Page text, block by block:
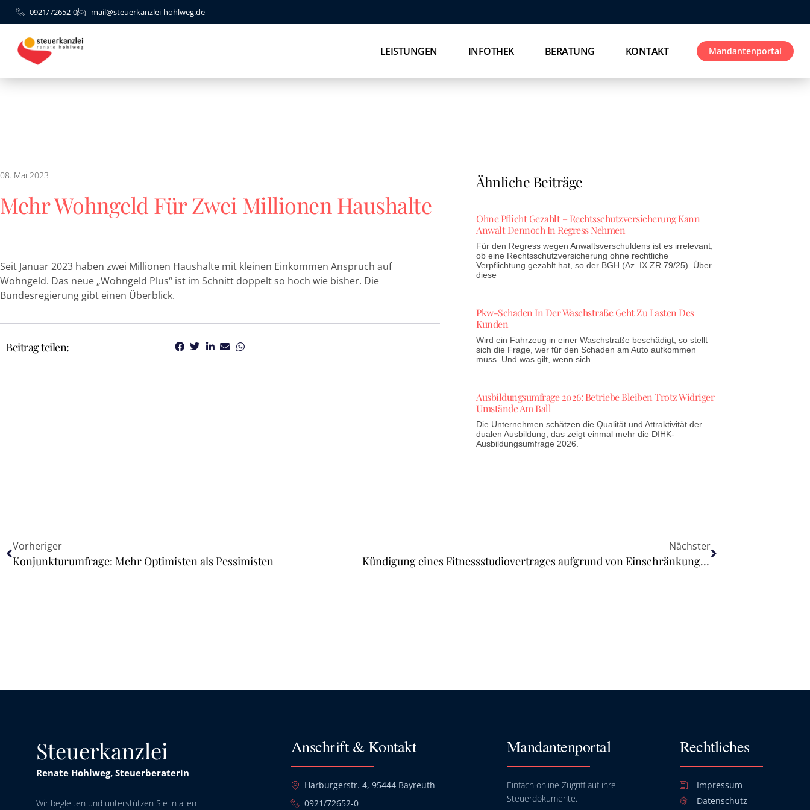
0921/72652-0 mail@steuerkanzlei-hohlweg.de
LEISTUNGEN INFOTHEK BERATUNG KONTAKT Mandantenportal
08. Mai 2023
Mehr Wohngeld Für Zwei Millionen Haushalte
Seit Januar 2023 haben zwei Millionen Haushalte mit kleinen Einkommen Anspruch auf
Wohngeld. Das neue „Wohngeld Plus“ ist im Schnitt doppelt so hoch wie bisher. Die
Bundesregierung gibt einen Überblick.
Beitrag teilen:
Ähnliche Beiträge
Ohne Pflicht Gezahlt – Rechtsschutzversicherung Kann
Anwalt Dennoch In Regress Nehmen
Für den Regress wegen Anwaltsverschuldens ist es irrelevant,
ob eine Rechtsschutzversicherung ohne rechtliche
Verpflichtung gezahlt hat, so der BGH (Az. IX ZR 79/25). Über
diese
Pkw-Schaden In Der Waschstraße Geht Zu Lasten Des
Kunden
Wird ein Fahrzeug in einer Waschstraße beschädigt, so stellt
sich die Frage, wer für den Schaden am Auto aufkommen
muss. Und was gilt, wenn sich
Ausbildungsumfrage 2026: Betriebe Bleiben Trotz Widriger
Umstände Am Ball
Die Unternehmen schätzen die Qualität und Attraktivität der
dualen Ausbildung, das zeigt einmal mehr die DIHK-
Ausbildungsumfrage 2026.
Vorheriger
Konjunkturumfrage: Mehr Optimisten als Pessimisten
Nächster
Kündigung eines Fitnessstudiovertrages aufgrund von Einschränkungen durch Corona-Schutzmaßnahmen
Steuerkanzlei
Renate Hohlweg, Steuerberaterin
Wir begleiten und unterstützen Sie in allen
Anschrift & Kontakt
Harburgerstr. 4, 95444 Bayreuth
0921/72652-0
Mandantenportal
Einfach online Zugriff auf ihre
Steuerdokumente.
Rechtliches
Impressum
Datenschutz